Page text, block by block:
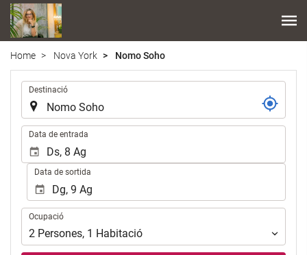
Home Nova York Nomo Soho
Destinació
Data de entrada
Data de sortida
Ocupació
Ocupació
2 Persones, 1 Habitació